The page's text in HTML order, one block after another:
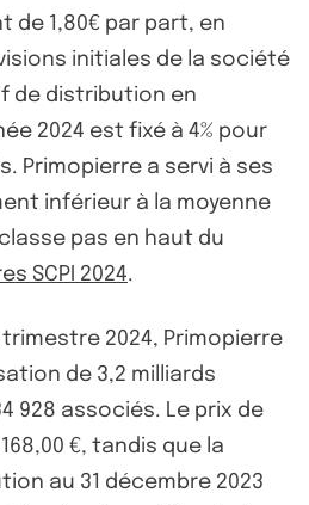
de 1,80€ par part, en
initiales de la société
de distribution en
2024 est fixé à 4% pour
Primopierre a servi à ses
inférieur à la moyenne
pas en haut du
SCPI 2024.
2024, Primopierre
de 3,2 milliards
928 associés. Le prix de
€, tandis que la
au 31 décembre 2023